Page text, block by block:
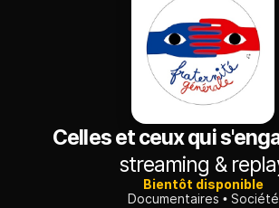
Celles et ceux qui
streaming &
Bientôt disponible
Documentaires
Société